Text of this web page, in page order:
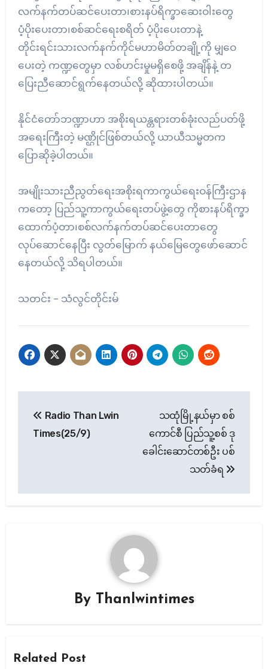
လက်နက်တပ်ဆင်ပေးတာ၊စားနပ်ရိက္ခာဆေးဝါးတွေ
ပံ့ပိုးပေးတာ၊စစ်ဆင်ရေးစရိတ် ပံ့ပိုးပေးတာနဲ့
တိုင်းရင်းသားလက်နက်ကိုင်မဟာမိတ်တချို့ကို မျှဝေ
ပေးတဲ့ ကဏ္ဍတွေမှာ လစ်ဟင်းမှုမရှိစေဖို့ အချိန်နဲ့ တ
ပြေးညီဆောင်ရွက်နေတယ်လို့ ဆိုထားပါတယ်။
နိုင်ငံတော်ဘဏ္ဍာဟာ အစိုးရယန္တရားတစ်ခုံးလည်ပတ်ဖို့
အရေးကြီးတဲ့ မဏ္ဌိုင်ဖြစ်တယ်လို့ ယာယီသမ္မတက
ပြောဆိုခဲ့ပါတယ်။
အမျိုးသားညီညွတ်ရေးအစိုးရကာကွယ်ရေးဝန်ကြီးဌာန
ကတော့ ပြည်သူ့ကာကွယ်ရေးတပ်ဖွဲ့တွေ ကိုစားနပ်ရိက္ခာ
ထောက်ပံ့တာ၊စစ်လက်နက်တပ်ဆင်ပေးတာတွေ
လုပ်ဆောင်နေပြီး လွတ်မြောက် နယ်မြေတွေဖော်ဆောင်
နေတယ်လို့ သိရပါတယ်။
သတင်း – သံလွင်တိုင်းမ်
navigation
Radio Than Lwin
Times(25/9)
သထုံမြို့နယ်မှာ စစ်
ကောင်စီ ပြည်သူ့စစ် ဒု
ခေါင်းဆောင်တစ်ဦး ပစ်
သတ်ခံရ
By Thanlwintimes
Related Post